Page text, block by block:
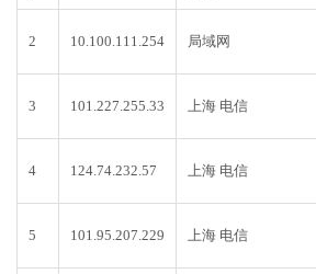
2 10.100.111.254 局域网
3 101.227.255.33 上海 电信
4 124.74.232.57 上海 电信
5 101.95.207.229 上海 电信